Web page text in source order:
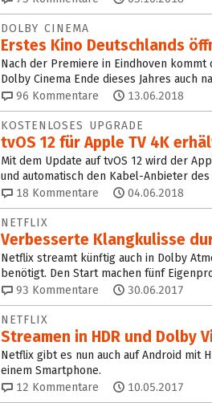
DOLBY CINEMA
Erstes Kino Deutschlands
Nach der Premiere in Eindhoven
Dolby Cinema Ende dieses Jahres auch
96 Kommentare 13.06.2018
KOSTENLOSES UPGRADE
tvOS 12 für Apple TV 4K
Mit dem Update auf tvOS 12 wird der
und automatisch den Kabel-Anbieter
18 Kommentare 04.06.2018
NETFLIX
Verbesserte Klangkulisse
Netflix streamt künftig auch in Dolby
benötigt. Den Start machen fünf
93 Kommentare 30.06.2017
NETFLIX
Streamen in HDR und Dolby
Netflix gibt es nun auch auf Android mit
einem Smartphone.
12 Kommentare 10.05.2017